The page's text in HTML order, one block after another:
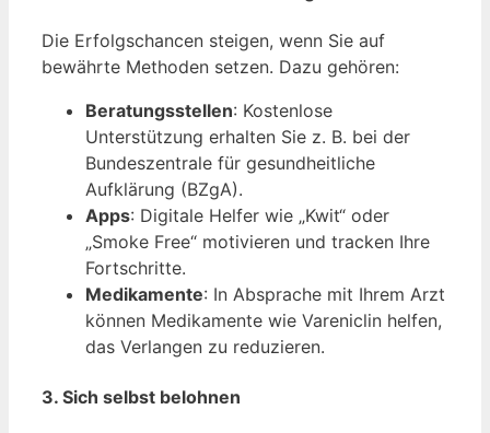
Die Erfolgschancen steigen, wenn Sie auf
bewährte Methoden setzen. Dazu gehören:
Beratungsstellen: Kostenlose
Unterstützung erhalten Sie z. B. bei der
Bundeszentrale für gesundheitliche
Aufklärung (BZgA).
Apps: Digitale Helfer wie „Kwit“ oder
„Smoke Free“ motivieren und tracken Ihre
Fortschritte.
Medikamente: In Absprache mit Ihrem Arzt
können Medikamente wie Vareniclin helfen,
das Verlangen zu reduzieren.
3. Sich selbst belohnen